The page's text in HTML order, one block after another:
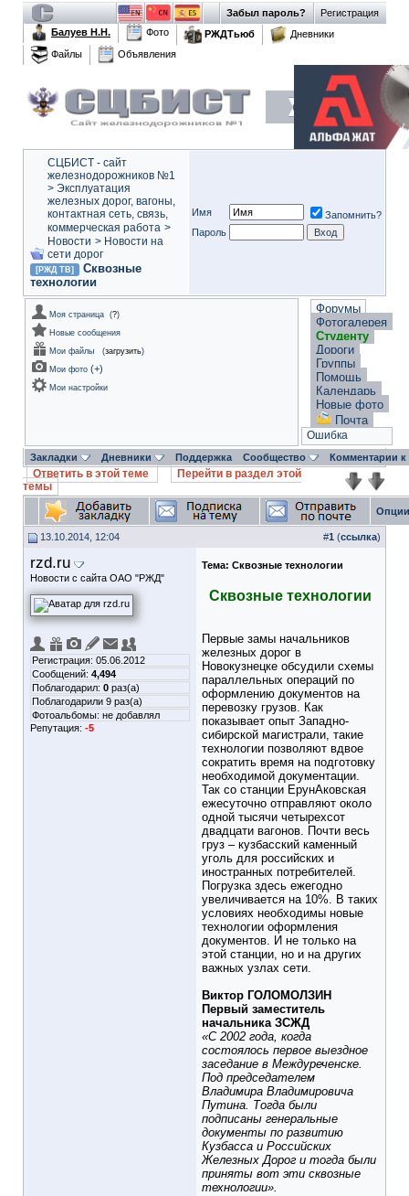
Регистрация
Забыл пароль?
Балуев Н.Н.
Фото РЖДТьюб
Дневники
Файлы
Объявления
СЦБИСТ - сайт
железнодорожников №1
> Эксплуатация
железных дорог, вагоны,
контактная сеть, связь,
коммерческая работа >
Новости > Новости на
сети дорог
[РЖД ТВ]
Сквозные
технологии
Имя
Запомнить?
Пароль
Моя страница (?)
Новые сообщения
Мои файлы
(загрузить)
Мои фото (+)
Мои настройки
Форумы
Фотогалерея
Студенту
Дороги
Группы
Помощь
Календарь
Новые фото
Почта
Ошибка
Закладки Дневники Поддержка Сообщество Комментарии
Ответить в этой теме
Перейти в раздел этой
темы
13.10.2014, 12:04 #1 (ссылка)
rzd.ru
Новости с сайта ОАО "РЖД"
Регистрация: 05.06.2012
Сообщений: 4,494
Поблагодарил: 0 раз(а)
Поблагодарили 9 раз(а)
Фотоальбомы: не добавлял
Репутация: -5
Тема: Сквозные технологии
Сквозные технологии
Первые замы начальников
железных дорог в
Новокузнецке обсудили схемы
параллельных операций по
оформлению документов на
перевозку грузов. Как
показывает опыт Западно-
сибирской магистрали, такие
технологии позволяют вдвое
сократить время на подготовку
необходимой документации.
Так со станции ЕрунАковская
ежесуточно отправляют около
одной тысячи четырехсот
двадцати вагонов. Почти весь
груз – кузбасский каменный
уголь для российских и
иностранных потребителей.
Погрузка здесь ежегодно
увеличивается на 10%. В таких
условиях необходимы новые
технологии оформления
документов. И не только на
этой станции, но и на других
важных узлах сети.
Виктор ГОЛОМОЛЗИН
Первый заместитель
начальника ЗСЖД
«С 2002 года, когда
состоялось первое выездное
заседание в Междуреченске.
Под председателем
Владимира Владимировича
Путина. Тогда были
подписаны генеральные
документы по развитию
Кузбасса и Российских
Железных Дорог и тогда были
приняты вот эти сквозные
технологии».